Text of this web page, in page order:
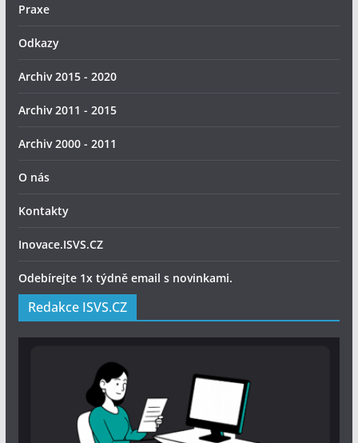
Praxe
Odkazy
Archiv 2015 - 2020
Archiv 2011 - 2015
Archiv 2000 - 2011
O nás
Kontakty
Inovace.ISVS.CZ
Odebírejte 1x týdně email s novinkami.
Redakce ISVS.CZ